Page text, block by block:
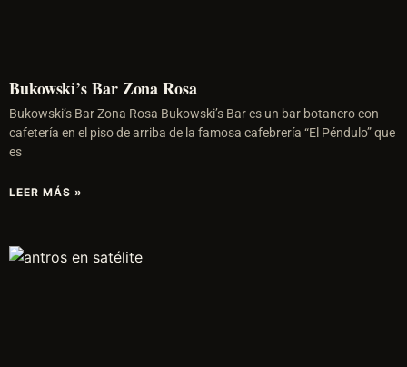
Bukowski’s Bar Zona Rosa
Bukowski’s Bar Zona Rosa Bukowski’s Bar es un bar botanero con
cafetería en el piso de arriba de la famosa cafebrería “El Péndulo” que
es
LEER MÁS »